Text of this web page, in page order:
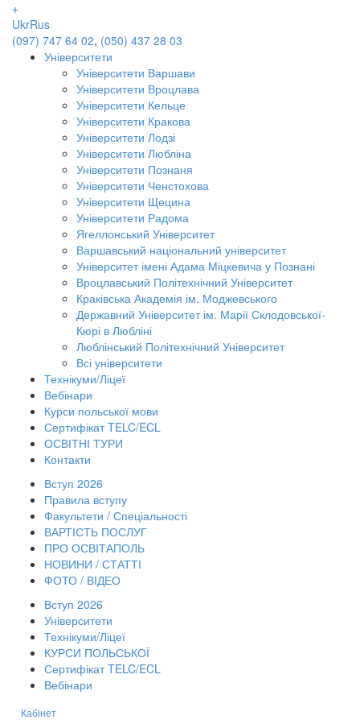
+
UkrRus
(097) 747 64 02, (050) 437 28 03
Університети
Університети Варшави
Університети Вроцлава
Університети Кельце
Університети Кракова
Університети Лодзі
Університети Любліна
Університети Познаня
Університети Ченстохова
Університети Щецина
Університети Радома
Ягеллонський Університет
Варшавський національний університет
Університет імені Адама Міцкевича у Познані
Вроцлавський Політехнічний Університет
Краківська Академія ім. Моджевського
Державний Університет ім. Марії Склодовської-
Кюрі в Любліні
Люблінський Політехнічний Університет
Всі університети
Технікуми/Ліцеї
Вебінари
Курси польської мови
Сертифікат TELC/ECL
ОСВІТНІ ТУРИ
Контакти
Вступ 2026
Правила вступу
Факультети / Спеціальності
ВАРТІСТЬ ПОСЛУГ
ПРО ОСВІТАПОЛЬ
НОВИНИ / СТАТТІ
ФОТО / ВІДЕО
Вступ 2026
Університети
Технікуми/Ліцеї
КУРСИ ПОЛЬСЬКОЇ
Сертифікат TELC/ECL
Вебінари
Кабінет